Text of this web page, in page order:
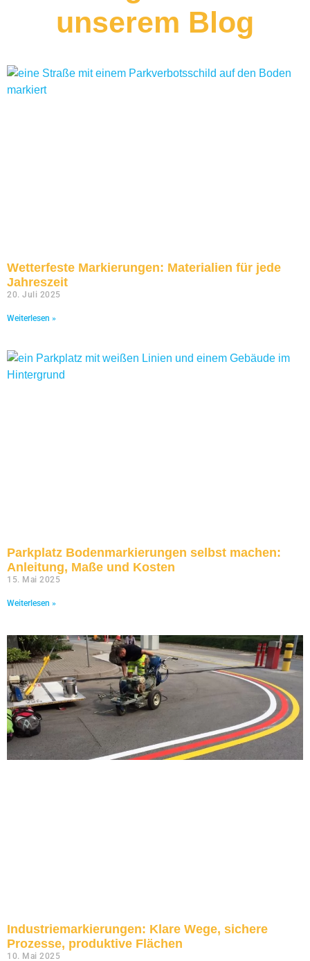
unserem Blog
Wetterfeste Markierungen: Materialien für jede
Jahreszeit
20. Juli 2025
Weiterlesen »
Parkplatz Bodenmarkierungen selbst machen:
Anleitung, Maße und Kosten
15. Mai 2025
Weiterlesen »
Industriemarkierungen: Klare Wege, sichere
Prozesse, produktive Flächen
10. Mai 2025